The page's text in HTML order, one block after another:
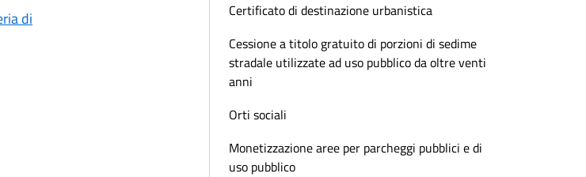
di
Certificato di destinazione urbanistica
Cessione a titolo gratuito di porzioni di sedime
stradale utilizzate ad uso pubblico da oltre venti
anni
Orti sociali
Monetizzazione aree per parcheggi pubblici e di
uso pubblico